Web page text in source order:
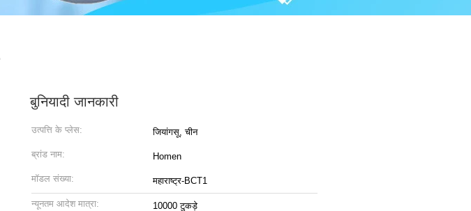
बुनियादी जानकारी
उत्पत्ति के प्लेस: जियांगसू, चीन
ब्रांड नाम: Homen
मॉडल संख्या: महाराष्ट्र-BCT1
न्यूनतम आदेश मात्रा: 10000 टुकड़े